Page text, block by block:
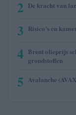
2 De kracht van
3 Risico’s en
4 Brent olieprijs
grondstoffen
5 Avalanche